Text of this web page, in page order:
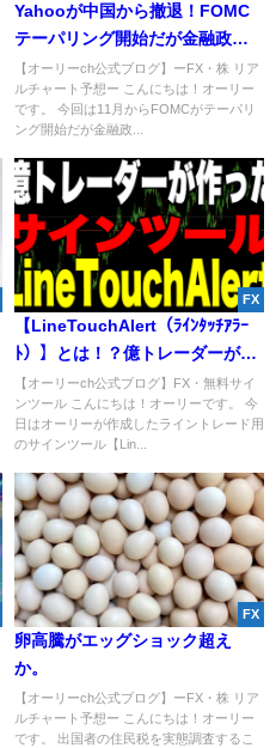
Yahooが中国から撤退！FOMC
テーパリング開始だが金融政策
は緩和的に留まる方針に。
【オーリーch公式ブログ】ーFX・株 リア
ルチャート予想ー こんにちは！オーリー
です。 今回は11月からFOMCがテーパリ
ング開始だが金融政...
FX
【LineTouchAlert（ﾗｲﾝﾀｯﾁｱﾗｰ
ﾄ）】とは！？億トレーダーがつ
くった無料サインツール
【オーリーch公式ブログ】FX・無料サイ
ンツール こんにちは！オーリーです。 今
日はオーリーが作成したライントレード用
のサインツール【Lin...
FX
卵高騰がエッグショック超え
か。
【オーリーch公式ブログ】ーFX・株 リア
ルチャート予想ー こんにちは！オーリー
です。 出国者の住民税を実態調査するこ